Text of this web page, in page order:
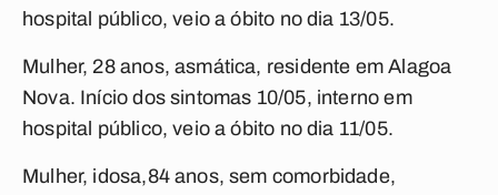
hospital público, veio a óbito no dia 13/05.
Mulher, 28 anos, asmática, residente em Alagoa
Nova. Início dos sintomas 10/05, interno em
hospital público, veio a óbito no dia 11/05.
Mulher, idosa,84 anos, sem comorbidade,